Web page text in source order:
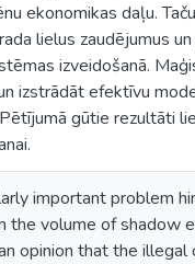
ekonomikas daļu.
lielus zaudējumus
izveidošanā.
izstrādāt efektīvu
gūtie rezultāti
important problem
the volume of shadow
opinion that the